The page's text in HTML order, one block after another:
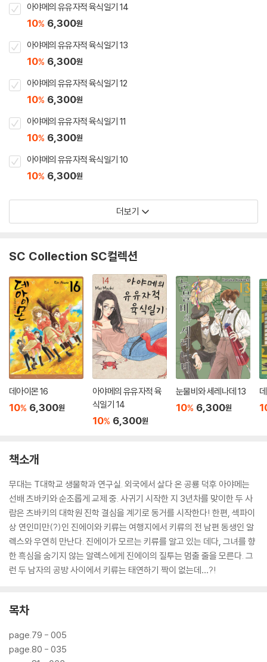
아야메의 유유자적 육식일기 14
10% 6,300원
아야메의 유유자적 육식일기 13
10% 6,300원
아야메의 유유자적 육식일기 12
10% 6,300원
아야메의 유유자적 육식일기 11
10% 6,300원
아야메의 유유자적 육식일기 10
10% 6,300원
더보기
SC Collection SC컬렉션
데아이몬 16
10% 6,300원
아야메의 유유자적 육
식일기 14
10% 6,300원
눈물비와 세레나데 13
10% 6,300원
책소개
무대는 T대학교 생물학과 연구실. 외국에서 살다 온 공룡 덕후 아야메는
선배 츠바키와 순조롭게 교제 중. 사귀기 시작한 지 3년차를 맞이한 두 사
람은 츠바키의 대학원 진학 결심을 계기로 동거를 시작한다! 한편, 섹파이
상 연인미만(?)인 진에이와 키류는 여행지에서 키류의 전 남편 동생인 알
렉스와 우연히 만난다. 진에이가 모르는 키류를 알고 있는 데다, 그녀를 향
한 흑심을 숨기지 않는 알렉스에게 진에이의 질투는 멈출 줄을 모른다. 그
런 두 남자의 공방 사이에서 키류는 태연하기 짝이 없는데…?!
목차
page.79 - 005
page.80 - 035